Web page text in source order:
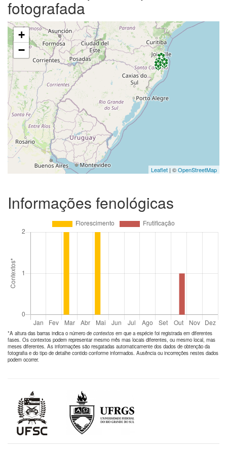
fotografada
+
−
Leaflet | ©OpenStreetMap
Informações fenológicas
*A altura das barras indica o número de contextos em que a espécie foi registrada em diferentes
fases. Os contextos podem representar mesmo mês mas locais diferentes, ou mesmo local, mas
meses diferentes. As informações são resgatadas automaticamente dos dados de obtenção da
fotografia e do tipo de detalhe contido conforme informados. Ausência ou incorreções nestes dados
podem ocorrer.